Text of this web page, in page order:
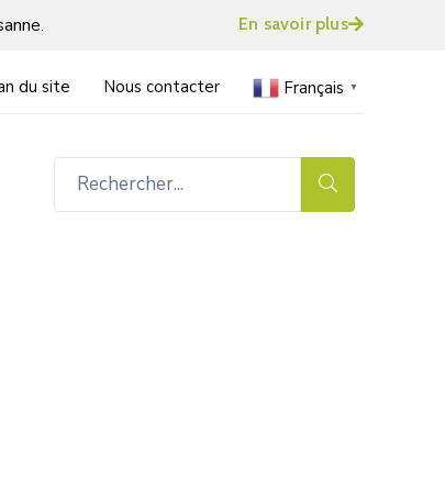
En savoir plus
du site Nous contacter Français ▼